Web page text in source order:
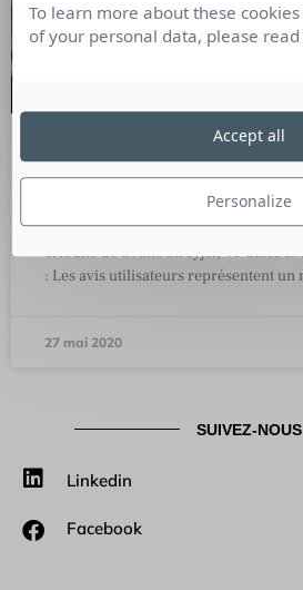
Faux avis, avis
conseils pour y faire face
Tribune de Bruno Sireyjol, VP Sales
: Les avis utilisateurs représentent un
27 mai 2020
SUIVEZ-NOUS
Linkedin
Facebook
To learn more about these
of your personal data, please
Personalize
Accept all